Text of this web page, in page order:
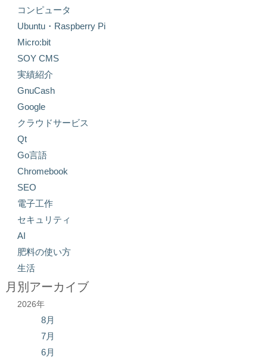
コンピュータ
Ubuntu・Raspberry Pi
Micro:bit
SOY CMS
実績紹介
GnuCash
Google
クラウドサービス
Qt
Go言語
Chromebook
SEO
電子工作
セキュリティ
AI
肥料の使い方
生活
月別アーカイブ
2026年
8月
7月
6月